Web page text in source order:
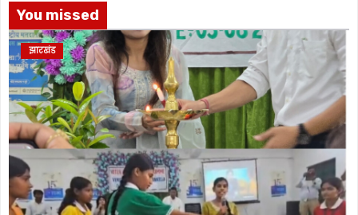
You missed
झारखंड